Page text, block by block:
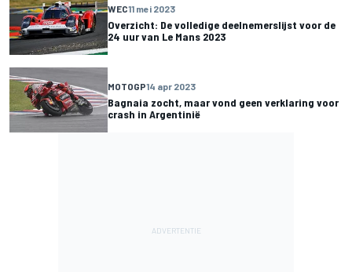
WEC11 mei 2023
Overzicht: De volledige deelnemerslijst voor de
24 uur van Le Mans 2023
MOTOGP14 apr 2023
Bagnaia zocht, maar vond geen verklaring voor
crash in Argentinië